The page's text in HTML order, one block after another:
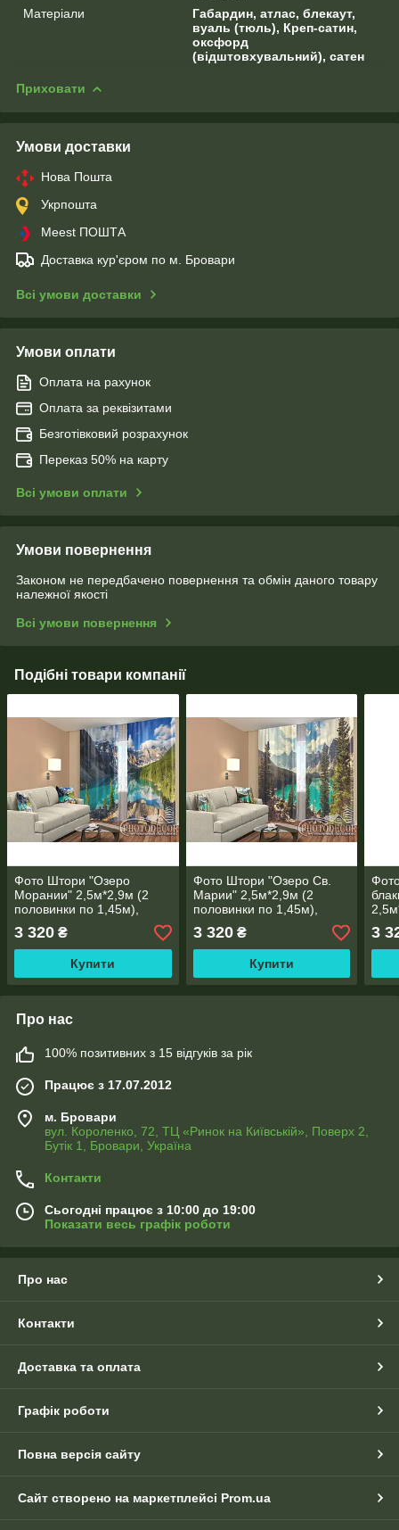
Матеріали
Габардин, атлас, блекаут,
вуаль (тюль), Креп-сатин,
оксфорд
(відштовхувальний), сатен
Приховати
Умови доставки
Нова Пошта
Укрпошта
Meest ПОШТА
Доставка кур'єром по м. Бровари
Всі умови доставки
Умови оплати
Оплата на рахунок
Оплата за реквізитами
Безготівковий розрахунок
Переказ 50% на карту
Всі умови оплати
Умови повернення
Законом не передбачено повернення та обмін даного товару
належної якості
Всі умови повернення
Подібні товари компанії
Фото Штори "Озеро
Морании" 2,5м*2,9м (2
половинки по 1,45м),
тасьма
3 320 ₴
Купити
Фото Штори "Озеро Св.
Марии" 2,5м*2,9м (2
половинки по 1,45м),
тасьма
3 320₴
Купити
3
Про нас
100% позитивних з 15 відгуків за рік
Працює з 17.07.2012
м. Бровари
вул. Короленко, 72, ТЦ «Ринок на Київській», Поверх 2,
Бутік 1, Бровари, Україна
Контакти
Сьогодні працює з 10:00 до 19:00
Показати весь графік роботи
Про нас
Контакти
Доставка та оплата
Графік роботи
Повна версія сайту
Сайт створено на маркетплейсі Prom.ua